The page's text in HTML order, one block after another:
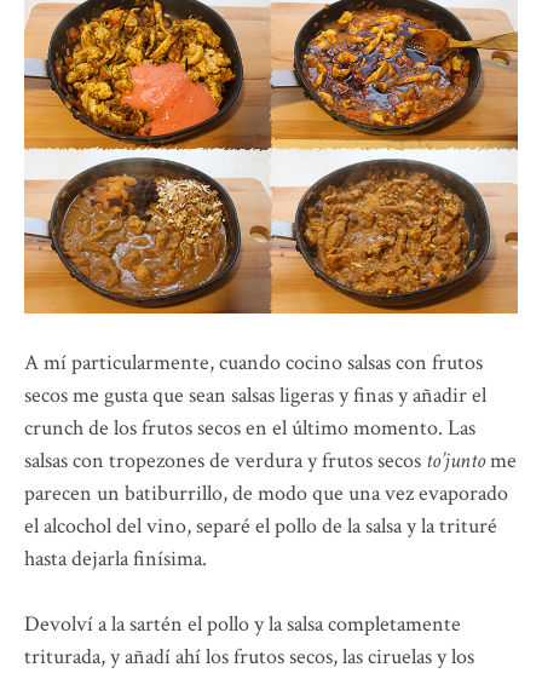
A mí particularmente, cuando cocino salsas con frutos
secos me gusta que sean salsas ligeras y finas y añadir el
crunch de los frutos secos en el último momento. Las
salsas con tropezones de verdura y frutos secos to’juntome
parecen un batiburrillo, de modo que una vez evaporado
el alcochol del vino, separé el pollo de la salsa y la trituré
hasta dejarla finísima.
Devolví a la sartén el pollo y la salsa completamente
triturada, y añadí ahí los frutos secos, las ciruelas y los